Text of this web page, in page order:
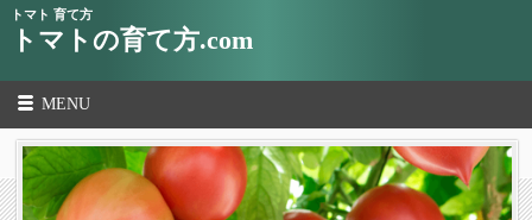
トマト 育て方
トマトの育て方.com
MENU